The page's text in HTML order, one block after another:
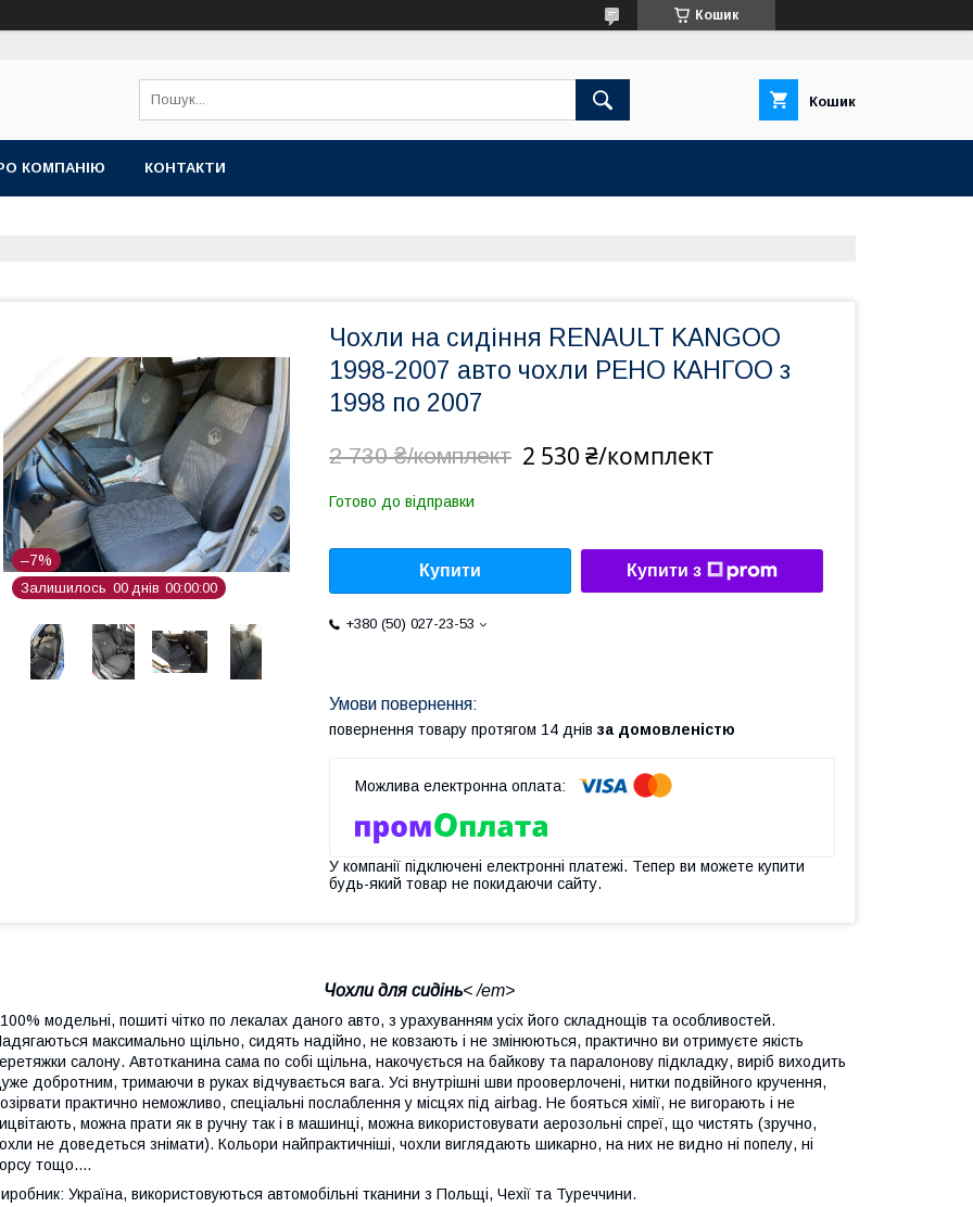
Кошик
Кошик
КОМПАНІЮ КОНТАКТИ
–7%
Залишилось 00 днів 00 00 00
Чохли на сидіння RENAULT KANGOO
1998-2007 авто чохли РЕНО КАНГОО з
1998 по 2007
2 730 ₴/комплект 2 530 ₴/комплект
Готово до відправки
Купити Купити з
+380 (50) 027-23-53
повернення товару протягом 14 днів за домовленістю
У компанії підключені електронні платежі. Тепер ви можете купити
будь-який товар не покидаючи сайту.
Чохли для сидінь< /em>
100% модельні, пошиті чітко по лекалах даного авто, з урахуванням усіх його складнощів та особливостей.
максимально щільно, сидять надійно, не ковзають і не змінюються, практично ви отримуєте якість
салону. Автотканина сама по собі щільна, накочується на байкову та паралонову підкладку, виріб виходить
добротним, тримаючи в руках відчувається вага. Усі внутрішні шви прооверлочені, нитки подвійного кручення,
практично неможливо, спеціальні послаблення у місцях під airbag. Не бояться хімії, не вигорають і не
можна прати як в ручну так і в машинці, можна використовувати аерозольні спреї, що чистять (зручно,
не доведеться знімати). Кольори найпрактичніші, чохли виглядають шикарно, на них не видно ні попелу, ні
тощо....
Україна, використовуються автомобільні тканини з Польщі, Чехії та Туреччини.